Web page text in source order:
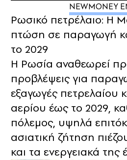
NEWMONEY
Ρωσικό πετρέλαιο: Η
πτώση σε παραγωγή
το 2029
Η Ρωσία αναθεωρεί
προβλέψεις για
εξαγωγές πετρελαίου
αερίου έως το 2029,
πόλεμος, υψηλά
ασιατική ζήτηση
και τα ενεργειακά της